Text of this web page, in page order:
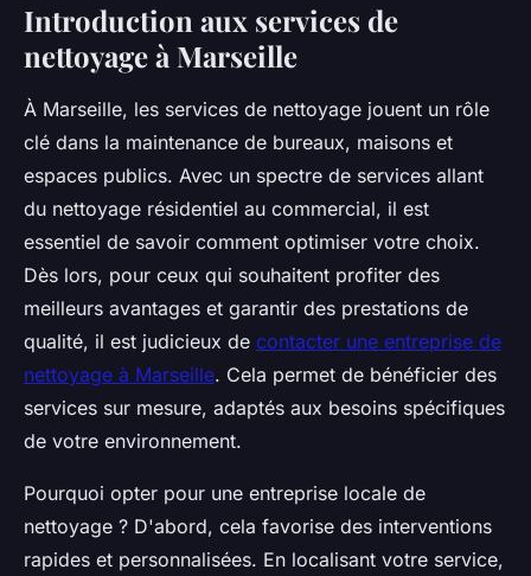
Introduction aux services de
nettoyage à Marseille
À Marseille, les services de nettoyage jouent un rôle
clé dans la maintenance de bureaux, maisons et
espaces publics. Avec un spectre de services allant
du nettoyage résidentiel au commercial, il est
essentiel de savoir comment optimiser votre choix.
Dès lors, pour ceux qui souhaitent profiter des
meilleurs avantages et garantir des prestations de
qualité, il est judicieux de contacter une entreprise de
nettoyage à Marseille. Cela permet de bénéficier des
services sur mesure, adaptés aux besoins spécifiques
de votre environnement.
Pourquoi opter pour une entreprise locale de
nettoyage ? D'abord, cela favorise des interventions
rapides et personnalisées. En localisant votre service,